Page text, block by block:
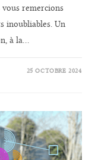
remercions
inoubliables. Un
à la…
25 OCTOBRE 2024